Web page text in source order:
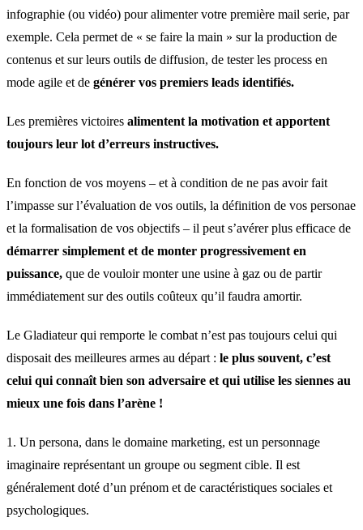
infographie (ou vidéo) pour alimenter votre première mail serie, par
exemple. Cela permet de « se faire la main » sur la production de
contenus et sur leurs outils de diffusion, de tester les process en
mode agile et de générer vos premiers leads identifiés.
Les premières victoires alimentent la motivation et apportent
toujours leur lot d’erreurs instructives.
En fonction de vos moyens – et à condition de ne pas avoir fait
l’impasse sur l’évaluation de vos outils, la définition de vos personae
et la formalisation de vos objectifs – il peut s’avérer plus efficace de
démarrer simplement et de monter progressivement en
puissance, que de vouloir monter une usine à gaz ou de partir
immédiatement sur des outils coûteux qu’il faudra amortir.
Le Gladiateur qui remporte le combat n’est pas toujours celui qui
disposait des meilleures armes au départ : le plus souvent, c’est
celui qui connaît bien son adversaire et qui utilise les siennes au
mieux une fois dans l’arène !
1. Un persona, dans le domaine marketing, est un personnage
imaginaire représentant un groupe ou segment cible. Il est
généralement doté d’un prénom et de caractéristiques sociales et
psychologiques.